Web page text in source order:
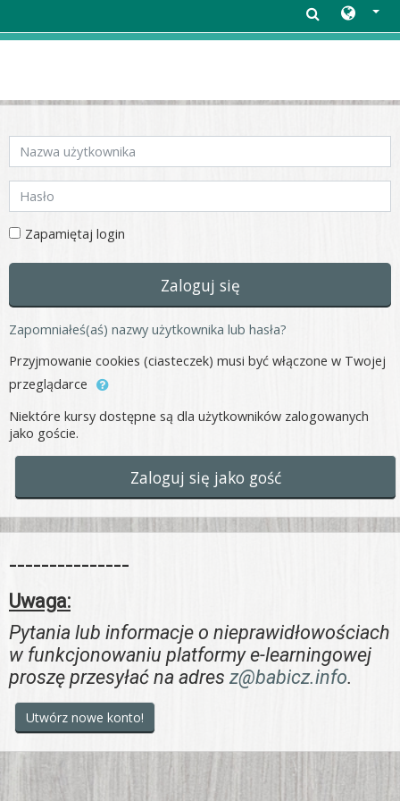
Przejdź do głównej zawartości
Nazwa użytkownika
Hasło
Zapamiętaj login
Zaloguj się
Zapomniałeś(aś) nazwy użytkownika lub hasła?
Przyjmowanie cookies (ciasteczek) musi być włączone w Twojej
przeglądarce
Niektóre kursy dostępne są dla użytkowników zalogowanych
jako goście.
Zaloguj się jako gość
---------------
Uwaga:
Pytania lub informacje o nieprawidłowościach
w funkcjonowaniu platformy e-learningowej
proszę przesyłać na adres z@babicz.info.
Utwórz nowe konto!